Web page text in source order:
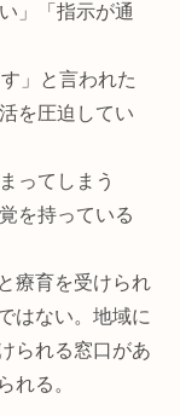
」「指示が通
」と言われた
を圧迫してい
ってしまう
を持っている
療育を受けられ
はない。地域に
られる窓口があ
れる。